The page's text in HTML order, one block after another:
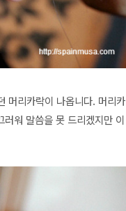
머리카락이 나옵니다. 머리카
워 말씀을 못 드리겠지만 이